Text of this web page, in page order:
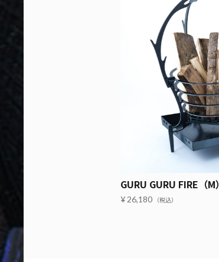
GURU GURU FIRE（M）
26,180